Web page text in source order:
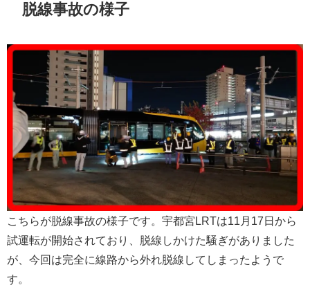
脱線事故の様子
こちらが脱線事故の様子です。宇都宮LRTは11月17日から
試運転が開始されており、脱線しかけた騒ぎがありました
が、今回は完全に線路から外れ脱線してしまったようで
す。